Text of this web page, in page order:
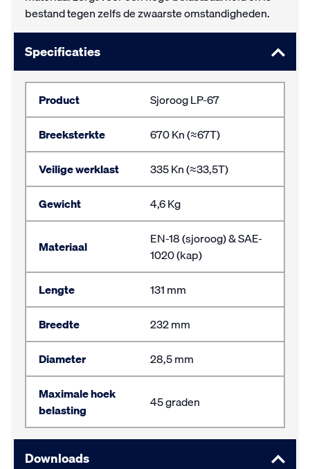
bestand tegen zelfs de zwaarste omstandigheden.
Specificaties
Product
Sjoroog LP-67
Breeksterkte
670 Kn (≈67T)
Veilige werklast
335 Kn (≈33,5T)
Gewicht
4,6 Kg
Materiaal
EN-18 (sjoroog) & SAE-
1020 (kap)
Lengte
131 mm
Breedte
232 mm
Diameter
28,5 mm
Maximale hoek
belasting
45 graden
Downloads